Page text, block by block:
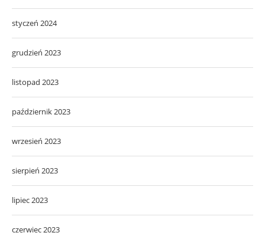
styczeń 2024
grudzień 2023
listopad 2023
październik 2023
wrzesień 2023
sierpień 2023
lipiec 2023
czerwiec 2023